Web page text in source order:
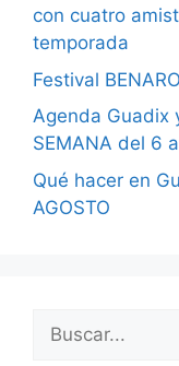
con cuatro
temporada
Festival
Agenda Guadix
SEMANA del 6
Qué hacer en
AGOSTO